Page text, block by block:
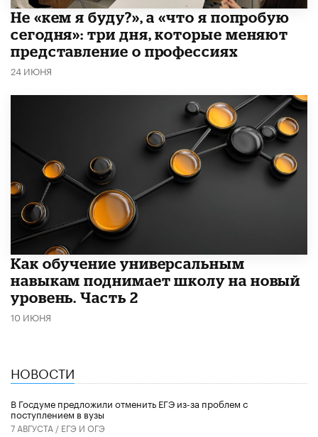
Не «кем я буду?», а «что я попробую
сегодня»: три дня, которые меняют
представление о профессиях
24 ИЮНЯ
​Как обучение универсальным
навыкам поднимает школу на новый
уровень. Часть 2
10 ИЮНЯ
НОВОСТИ
В Госдуме предложили отменить ЕГЭ из-за проблем с
поступлением в вузы
7 АВГУСТА / ЕГЭ И ОГЭ